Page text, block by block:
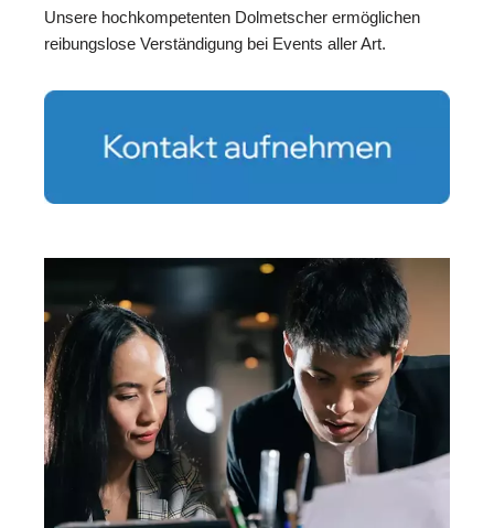
Unsere hochkompetenten Dolmetscher ermöglichen
reibungslose Verständigung bei Events aller Art.